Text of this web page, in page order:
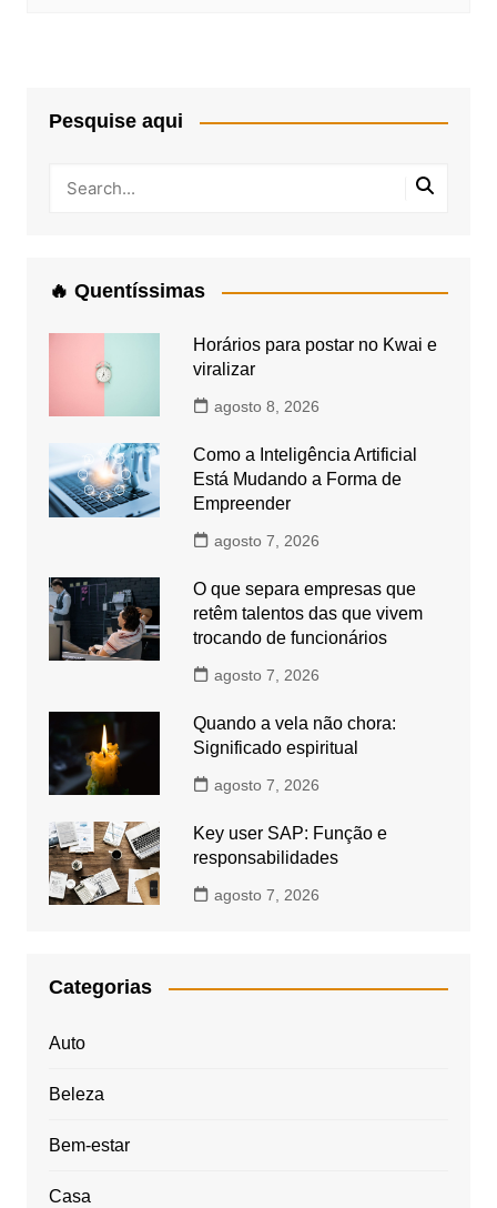
Pesquise aqui
🔥 Quentíssimas
Horários para postar no Kwai e
viralizar
agosto 8, 2026
Como a Inteligência Artificial
Está Mudando a Forma de
Empreender
agosto 7, 2026
O que separa empresas que
retêm talentos das que vivem
trocando de funcionários
agosto 7, 2026
Quando a vela não chora:
Significado espiritual
agosto 7, 2026
Key user SAP: Função e
responsabilidades
agosto 7, 2026
Categorias
Auto
Beleza
Bem-estar
Casa